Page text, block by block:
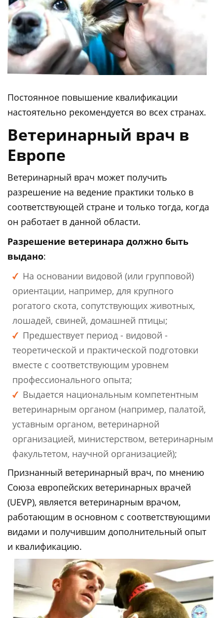
Постоянное повышение квалификации
настоятельно рекомендуется во всех странах.
Ветеринарный врач в
Европе
Ветеринарный врач может получить
разрешение на ведение практики только в
соответствующей стране и только тогда, когда
он работает в данной области.
Разрешение ветеринара должно быть
выдано:
На основании видовой (или групповой)
ориентации, например, для крупного
рогатого скота, сопутствующих животных,
лошадей, свиней, домашней птицы;
Предшествует период - видовой -
теоретической и практической подготовки
вместе с соответствующим уровнем
профессионального опыта;
Выдается национальным компетентным
ветеринарным органом (например, палатой,
уставным органом, ветеринарной
организацией, министерством, ветеринарным
факультетом, научной организацией);
Признанный ветеринарный врач, по мнению
Союза европейских ветеринарных врачей
(UEVP), является ветеринарным врачом,
работающим в основном с соответствующими
видами и получившим дополнительный опыт
и квалификацию.